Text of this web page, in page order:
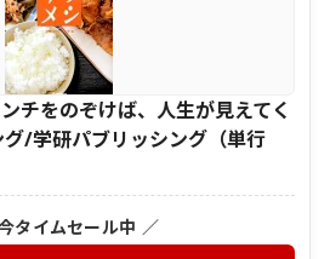
チをのぞけば、人生が見えてく
/学研パブリッシング（単行
タイムセール中 ／